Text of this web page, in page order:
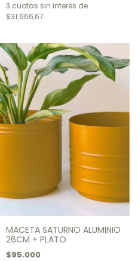
3 cuotas sin interés de
$31.666,67
MACETA SATURNO ALUMINIO
26CM + PLATO
$95.000